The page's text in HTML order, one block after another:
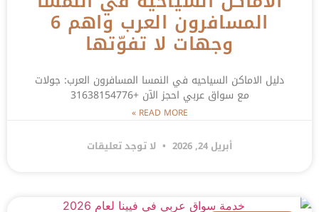
المسافرون العرب واهم 6
وجهات لا تفوّتها
دليل الاماكن السياحيه في النمسا المسافرون العرب: جولات
مع سواق عربي احجز الآن +31638154776
READ MORE »
أبريل 24, 2026 لا توجد تعليقات